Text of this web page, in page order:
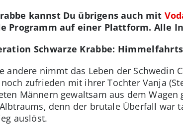
kannst Du übrigens auch mit
Programm auf einer Plattform. Alle
Schwarze Krabbe:
andere nimmt das Leben der Schwedin
zufrieden mit ihrer Tochter Vanja
Männern gewaltsam aus dem
denn der brutale Überfall war
auslöst.